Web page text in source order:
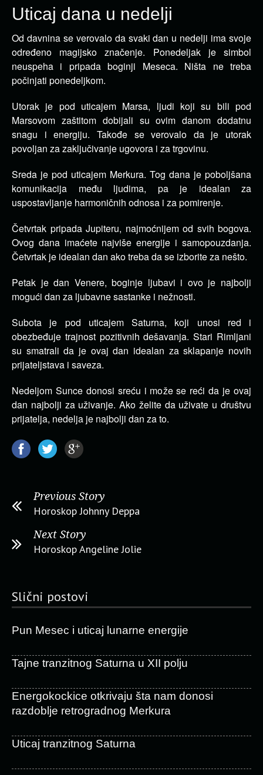
Uticaj dana u nedelji
Od davnina se verovalo da svaki dan u nedelji ima svoje
određeno magijsko značenje. Ponedeljak je simbol
neuspeha i pripada boginji Meseca. Ništa ne treba
počinjati ponedeljkom.
Utorak je pod uticajem Marsa, ljudi koji su bili pod
Marsovom zaštitom dobijali su ovim danom dodatnu
snagu i energiju. Takođe se verovalo da je utorak
povoljan za zaključivanje ugovora i za trgovinu.
Sreda je pod uticajem Merkura. Tog dana je poboljšana
komunikacija među ljudima, pa je idealan za
uspostavljanje harmoničnih odnosa i za pomirenje.
Četvrtak pripada Jupiteru, najmoćnijem od svih bogova.
Ovog dana imaćete najviše energije i samopouzdanja.
Četvrtak je idealan dan ako treba da se izborite za nešto.
Petak je dan Venere, boginje ljubavi i ovo je najbolji
mogući dan za ljubavne sastanke i nežnosti.
Subota je pod uticajem Saturna, koji unosi red i
obezbeđuje trajnost pozitivnih dešavanja. Stari Rimljani
su smatrali da je ovaj dan idealan za sklapanje novih
prijateljstava i saveza.
Nedeljom Sunce donosi sreću i može se reći da je ovaj
dan najbolji za uživanje. Ako želite da uživate u društvu
prijatelja, nedelja je najbolji dan za to.
Previous Story
Horoskop Johnny Deppa
Next Story
Horoskop Angeline Jolie
Slični postovi
Pun Mesec i uticaj lunarne energije
Tajne tranzitnog Saturna u XII polju
Energokockice otkrivaju šta nam donosi
razdoblje retrogradnog Merkura
Uticaj tranzitnog Saturna